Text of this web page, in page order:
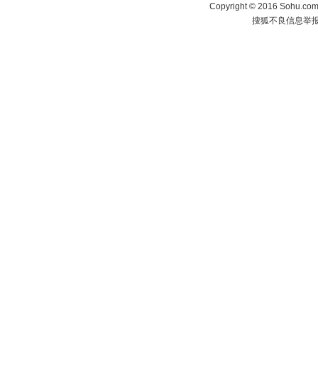
Copyright©2016
搜狐不良信息举